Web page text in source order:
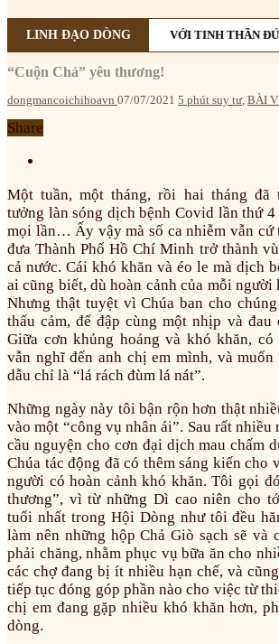
LINH ĐẠO DÒNG VỚI TINH THẦN
“Cuộn Chả” yêu thương!
dongmancoichihoavn 07/07/2021 5 phút suy tư, BÀI
Share
Một tuần, một tháng, rồi hai tháng
tưởng làn sóng dịch bệnh Covid lần thứ
mọi lần… Ấy vậy mà số ca nhiễm vẫn cứ
đưa Thành Phố Hồ Chí Minh trở thành
cả nước. Cái khó khăn và éo le mà dịch
ai cũng biết, dù hoàn cảnh của mỗi người
Nhưng thật tuyệt vì Chúa ban cho
thấu cảm, để đập cùng một nhịp và đau
Giữa cơn khủng hoảng và khó khăn,
vẫn nghĩ đến anh chị em mình, và muốn
dẫu chỉ là “lá rách đùm lá nát”.
Những ngày này tôi bận rộn hơn thật
vào một “công vụ nhân ái”. Sau rất
cầu nguyện cho cơn đại dịch mau chấm
Chúa tác động đã có thêm sáng kiến cho
người có hoàn cảnh khó khăn. Tôi gọi
thương”, vì từ những Dì cao niên cho
tuổi nhất trong Hội Dòng như tôi đều
làm nên những hộp Chả Giò sạch sẽ và
phải chăng, nhằm phục vụ bữa ăn cho
các chợ đang bị ít nhiều hạn chế, và
tiếp tục đóng góp phần nào cho việc từ
chị em đang gặp nhiều khó khăn hơn,
dòng.